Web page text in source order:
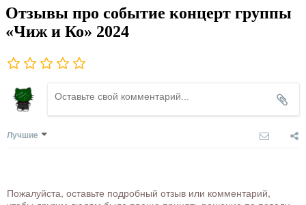
Отзывы про событие концерт группы
«Чиж и Ко» 2024
Лучшие
Пожалуйста, оставьте подробный отзыв или комментарий,